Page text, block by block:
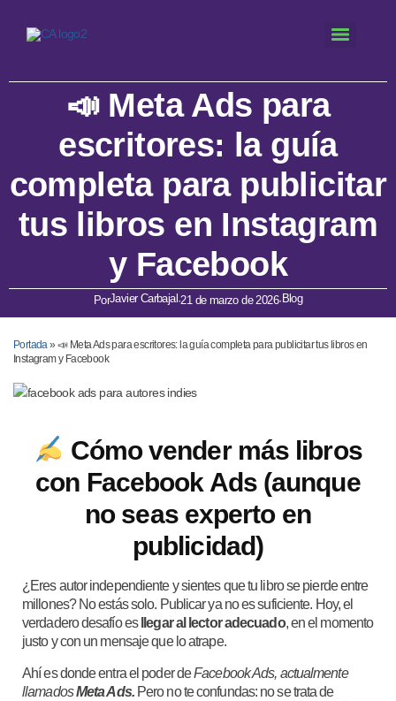
📣 Meta Ads para
escritores: la guía
completa para publicitar
tus libros en Instagram
y Facebook
PorJavier Carbajal·21 de marzo de 2026· Blog
Portada»📣 Meta Ads para escritores: la guía completa para publicitar tus libros en
Instagram y Facebook
Cómo vender más libros
con Facebook Ads (aunque
no seas experto en
publicidad)
¿Eres autor independiente y sientes que tu libro se pierde entre
millones? No estás solo. Publicar ya no es suficiente. Hoy, el
verdadero desafío es llegar al lector adecuado, en el momento
justo y con un mensaje que lo atrape.
Ahí es donde entra el poder deFacebook Ads, actualmente
llamadosMeta Ads. Pero no te confundas: no se trata de